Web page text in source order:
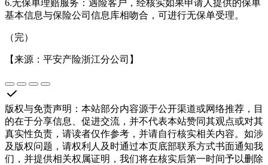
6.无保单理赔服务：遇险客户，经核实如果申请人提供的保单
基本信息与保险公司信息库相吻合，可进行无保单受理。
（完）
【来源：平安产险浙江分公司】
版权与免责声明 ： 本站部分内容源于公开渠道或网络推荐，目
的在于分享信息、促进交流，并不代表本站赞同其观点或对其
真实性负责，请读者仅作参考，并请自行核实相关内容。如涉
及版权问题，请权利人及时通过本页底部联系方式书面通知我
们，并提供相关权属证明，我们将在核实后第一时间予以删除